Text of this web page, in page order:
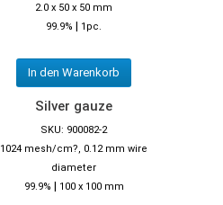
2.0 x 50 x 50 mm
99.9% | 1pc.
In den Warenkorb
Silver gauze
SKU: 900082-2
1024 mesh/cm?, 0.12 mm wire
diameter
99.9% | 100 x 100 mm